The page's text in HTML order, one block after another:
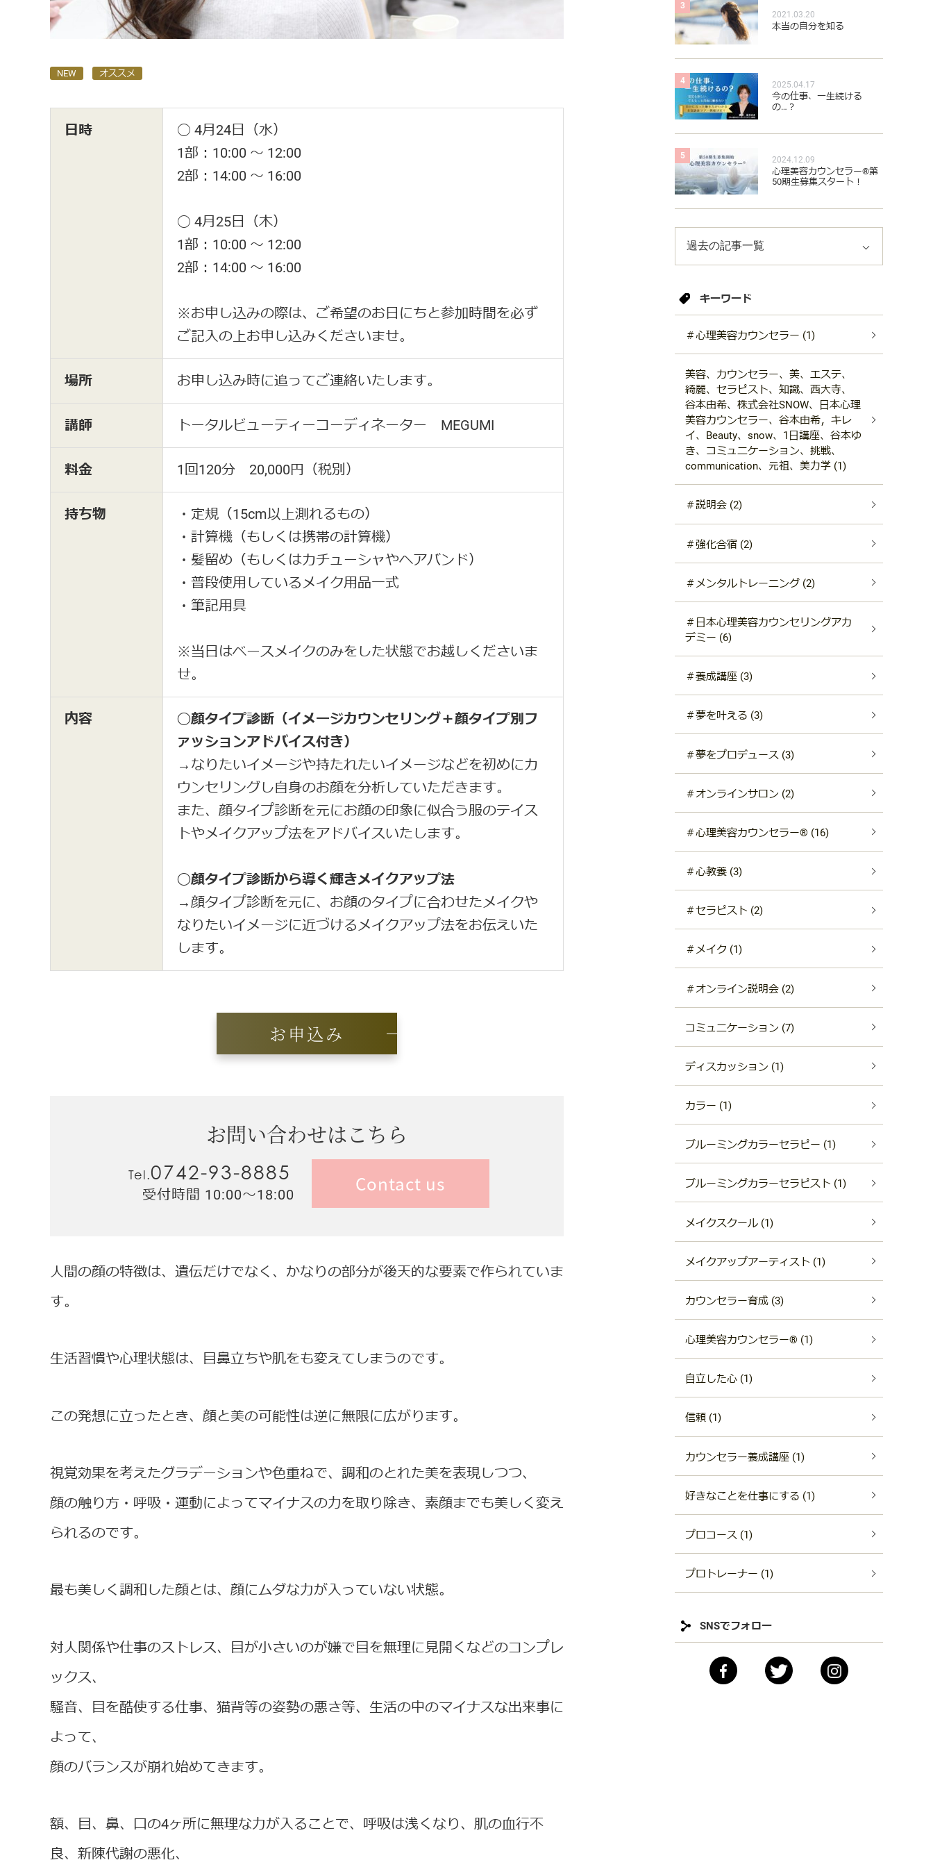
NEW オススメ
日時
◯ 4月24日（水）
1部：10:00 ～ 12:00
2部：14:00 〜 16:00
◯ 4月25日（木）
1部：10:00 ～ 12:00
2部：14:00 〜 16:00
※お申し込みの際は、ご希望のお日にちと参加時間を必ず
ご記入の上お申し込みくださいませ。
場所 お申し込み時に追ってご連絡いたします。
講師 トータルビューティーコーディネーター MEGUMI
料金 1回120分 20,000円（税別）
持ち物
・定規（15cm以上測れるもの）
・計算機（もしくは携帯の計算機）
・髪留め（もしくはカチューシャやヘアバンド）
・普段使用しているメイク用品一式
・筆記用具
※当日はベースメイクのみをした状態でお越しくださいま
せ。
内容
◯顔タイプ診断（イメージカウンセリング＋顔タイプ別フ
ァッションアドバイス付き）
→なりたいイメージや持たれたいイメージなどを初めにカ
ウンセリングし自身のお顔を分析していただきます。
また、顔タイプ診断を元にお顔の印象に似合う服のテイス
トやメイクアップ法をアドバイスいたします。
◯顔タイプ診断から導く輝きメイクアップ法
→顔タイプ診断を元に、お顔のタイプに合わせたメイクや
なりたいイメージに近づけるメイクアップ法をお伝えいた
します。
お申込み
お問い合わせはこちら
Tel.0742-93-8885
受付時間 10:00～18:00 Contact us
人間の顔の特徴は、遺伝だけでなく、かなりの部分が後天的な要素で作られていま
す。
生活習慣や心理状態は、目鼻立ちや肌をも変えてしまうのです。
この発想に立ったとき、顔と美の可能性は逆に無限に広がります。
視覚効果を考えたグラデーションや色重ねで、調和のとれた美を表現しつつ、
顔の触り方・呼吸・運動によってマイナスの力を取り除き、素顔までも美しく変え
られるのです。
最も美しく調和した顔とは、顔にムダな力が入っていない状態。
対人関係や仕事のストレス、目が小さいのが嫌で目を無理に見開くなどのコンプレ
ックス、
騒音、目を酷使する仕事、猫背等の姿勢の悪さ等、生活の中のマイナスな出来事に
よって、
顔のバランスが崩れ始めてきます。
額、目、鼻、口の4ヶ所に無理な力が入ることで、呼吸は浅くなり、肌の血行不
良、新陳代謝の悪化、
3
2021.03.20
本当の自分を知る
4 2025.04.17
今の仕事、一生続ける
の…？
5 2024.12.09
心理美容カウンセラー®︎第
50期生募集スタート！
キーワード
＃心理美容カウンセラー (1)
美容、カウンセラー、美、エステ、
綺麗、セラピスト、知識、西大寺、
谷本由希、株式会社SNOW、日本心理
美容カウンセラー、谷本由希，キレ
イ、Beauty、snow、1日講座、谷本ゆ
き、コミュニケーション、挑戦、
communication、元祖、美力学 (1)
＃説明会 (2)
＃強化合宿 (2)
＃メンタルトレーニング (2)
＃日本心理美容カウンセリングアカ
デミー (6)
＃養成講座 (3)
＃夢を叶える (3)
＃夢をプロデュース (3)
＃オンラインサロン (2)
＃心理美容カウンセラー®︎ (16)
＃心教養 (3)
＃セラピスト (2)
＃メイク (1)
＃オンライン説明会 (2)
コミュニケーション (7)
ディスカッション (1)
カラー (1)
ブルーミングカラーセラピー (1)
ブルーミングカラーセラピスト (1)
メイクスクール (1)
メイクアップアーティスト (1)
カウンセラー育成 (3)
心理美容カウンセラー®︎ (1)
自立した心 (1)
信頼 (1)
カウンセラー養成講座 (1)
好きなことを仕事にする (1)
プロコース (1)
プロトレーナー (1)
SNSでフォロー